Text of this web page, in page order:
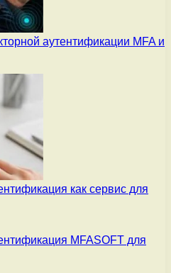
аутентификации MFA и
как сервис для
MFASOFT для